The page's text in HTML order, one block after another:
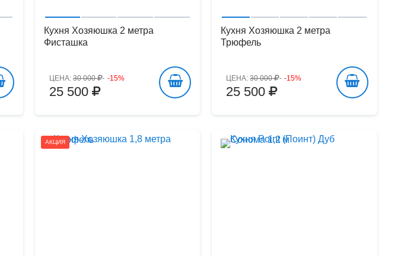
Кухня Хозяюшка 2 метра
Фисташка
ЦЕНА:30 000 -15%
25 500
Кухня Хозяюшка 2 метра
Трюфель
ЦЕНА:30 000 -15%
25 500
АКЦИЯ